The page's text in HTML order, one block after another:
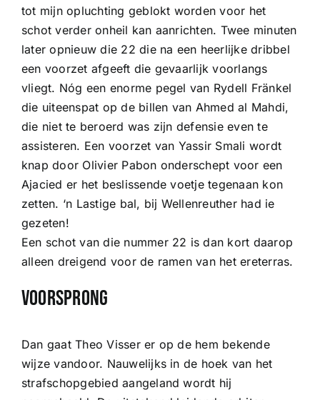
tot mijn opluchting geblokt worden voor het
schot verder onheil kan aanrichten. Twee minuten
later opnieuw die 22 die na een heerlijke dribbel
een voorzet afgeeft die gevaarlijk voorlangs
vliegt. Nóg een enorme pegel van Rydell Fränkel
die uiteenspat op de billen van Ahmed al Mahdi,
die niet te beroerd was zijn defensie even te
assisteren. Een voorzet van Yassir Smali wordt
knap door Olivier Pabon onderschept voor een
Ajacied er het beslissende voetje tegenaan kon
zetten. ‘n Lastige bal, bij Wellenreuther had ie
gezeten!
Een schot van die nummer 22 is dan kort daarop
alleen dreigend voor de ramen van het ereterras.
Voorsprong
Dan gaat Theo Visser er op de hem bekende
wijze vandoor. Nauwelijks in de hoek van het
strafschopgebied aangeland wordt hij